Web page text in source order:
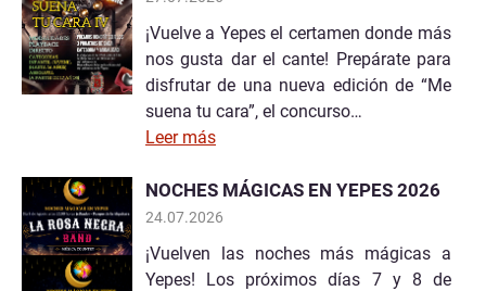
¡Vuelve a Yepes el certamen donde más
nos gusta dar el cante! Prepárate para
disfrutar de una nueva edición de “Me
suena tu cara”, el concurso…
Leer más
NOCHES MÁGICAS EN YEPES 2026
24.07.2026
¡Vuelven las noches más mágicas a
Yepes! Los próximos días 7 y 8 de